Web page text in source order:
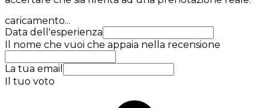
caricamento...
Data dell'esperienza
Il nome che vuoi che appaia nella recensione
La tua email
Il tuo voto